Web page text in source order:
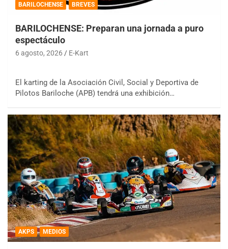
BARILOCHENSE BREVES
BARILOCHENSE: Preparan una jornada a puro
espectáculo
6 agosto, 2026 E-Kart
El karting de la Asociación Civil, Social y Deportiva de
Pilotos Bariloche (APB) tendrá una exhibición…
AKPS MEDIOS